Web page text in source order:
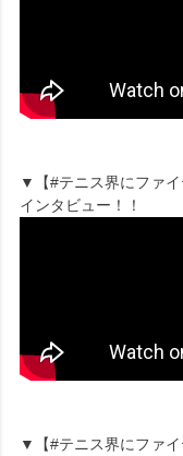
▼【#テニス界にファ
インタビュー！！
▼【#テニス界にファ